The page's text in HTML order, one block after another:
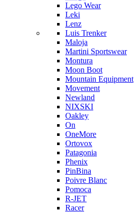
Lego Wear
Leki
Lenz
Luis Trenker
Maloja
Martini Sportswear
Montura
Moon Boot
Mountain Equipment
Movement
Newland
NIXSKI
Oakley
On
OneMore
Ortovox
Patagonia
Phenix
PinBina
Poivre Blanc
Pomoca
R-JET
Racer